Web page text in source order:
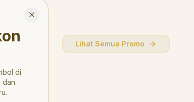
Lihat Semua Promo
di
dan
Close